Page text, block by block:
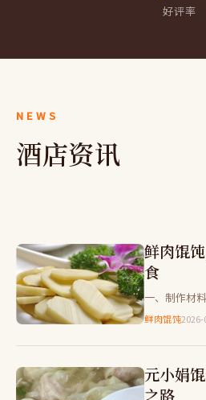
好评率
NEWS
酒店资讯
鲜肉馄
食
一、制作材
面粉是成功
制 将猪绞肉
鲜肉馄饨2026-
元小娟